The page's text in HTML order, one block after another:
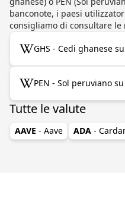
banconote, i paesi
consigliamo di consultare
GHS - Cedi ghanese
PEN - Sol peruviano
Tutte le valute
AAVE - Aave ADA -